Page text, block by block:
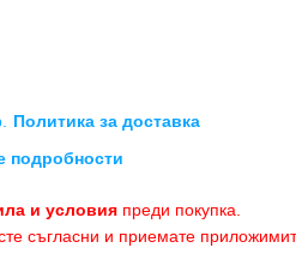
Политика за доставка
подробности
и условия преди покупка.
съгласни и приемате